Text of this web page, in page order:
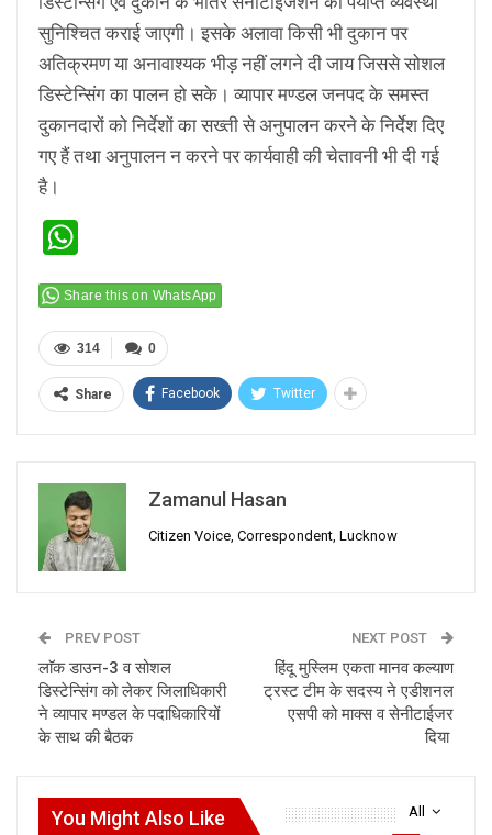
सुनिश्चित कराई जाएगी। इसके अलावा किसी भी दुकान पर
अतिक्रमण या अनावाश्यक भीड़ नहीं लगने दी जाय जिससे सोशल
डिस्टेन्सिंग का पालन हो सके। व्यापार मण्डल जनपद के समस्त
दुकानदारों को निर्देशों का सख्ती से अनुपालन करने के निर्देेश दिए
गए हैं तथा अनुपालन न करने पर कार्यवाही की चेतावनी भी दी गई
है।
Share this on WhatsApp
0
314
Share Facebook Twitter
Zamanul Hasan
Citizen Voice, Correspondent, Lucknow
PREV POST
लाॅक डाउन-3 व सोशल
डिस्टेन्सिंग को लेकर जिलाधिकारी
ने व्यापार मण्डल के पदाधिकारियों
के साथ की बैठक
NEXT POST
हिंदू मुस्लिम एकता मानव कल्याण
ट्रस्ट टीम के सदस्य ने एडीशनल
एसपी को माक्स व सेनीटाईजर
दिया
All
You Might Also Like